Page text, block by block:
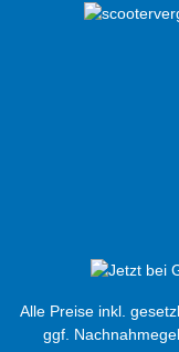
Alle Preise inkl.
ggf.